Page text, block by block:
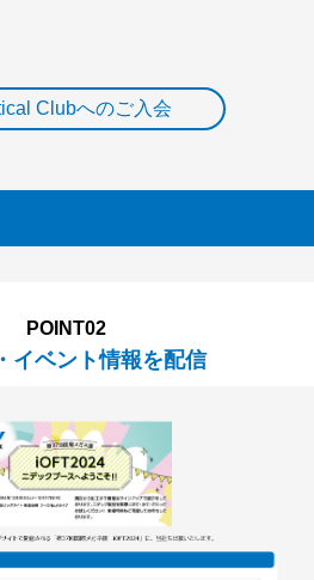
Clubへのご入会
POINT02
イベント情報を配信